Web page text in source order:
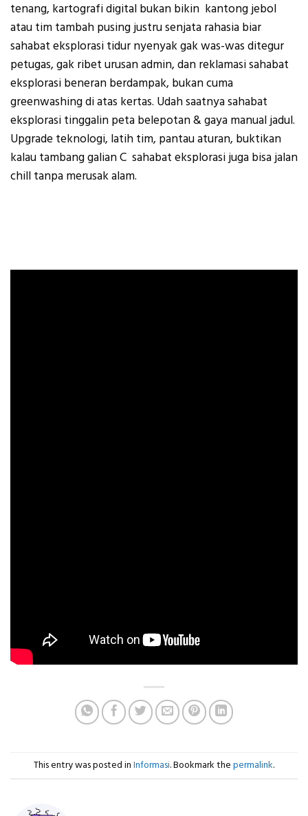
tenang, kartografi digital bukan bikin kantong jebol
atau tim tambah pusing justru senjata rahasia biar
sahabat eksplorasi tidur nyenyak gak was-was ditegur
petugas, gak ribet urusan admin, dan reklamasi sahabat
eksplorasi beneran berdampak, bukan cuma
greenwashing di atas kertas. Udah saatnya sahabat
eksplorasi tinggalin peta belepotan & gaya manual jadul.
Upgrade teknologi, latih tim, pantau aturan, buktikan
kalau tambang galian C sahabat eksplorasi juga bisa jalan
chill tanpa merusak alam.
This entry was posted in Informasi. Bookmark the permalink.